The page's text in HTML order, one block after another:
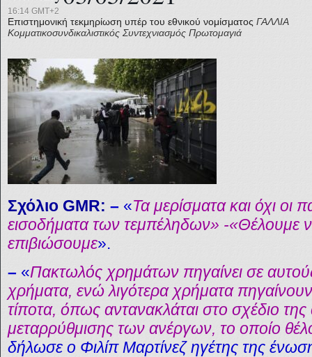
16:14 GMT+2
Επιστημονική τεκμηρίωση υπέρ του εθνικού νομίσματος ΓΑΛΛΙΑ
Κομματικοσυνδικαλιστικός Συντεχνιασμός Πρωτομαγιά
Σχόλιο GMR: – «Τα μερίσματα και όχι οι
εισοδήματα των τεμπέληδων» -«Θέλουμε
επιβιώσουμε».
– «Πακτωλός χρημάτων πηγαίνει σε
χρήματα, ενώ λιγότερα χρήματα
τίποτα, όπως αντανακλάται στο σχέδιο της
μεταρρύθμισης των ανέργων, το οποίο
δήλωσε ο Φιλίπ Μαρτίνεζ ηγέτης της